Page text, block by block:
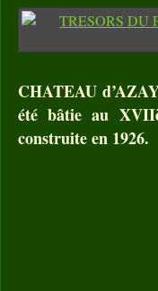
CHATEAU
été bâtie au
construite en 1926.